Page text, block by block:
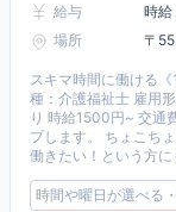
給与
時給
場所
〒
スキマ時間に働ける
種：介護福祉士 雇用
り 時給1500円~ 交通
プします。 ちょこち
働きたい！という方
時間や曜日が選べる